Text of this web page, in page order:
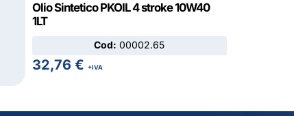
Olio Sintetico PKOIL 4 stroke 10W40
1LT
Cod: 00002.65
32,76€ +IVA